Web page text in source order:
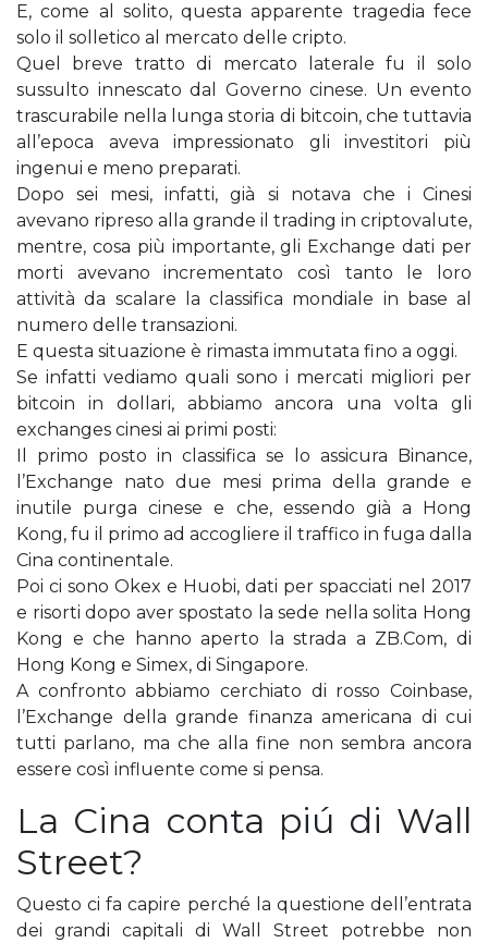
E, come al solito, questa apparente tragedia fece
solo il solletico al mercato delle cripto.
Quel breve tratto di mercato laterale fu il solo
sussulto innescato dal Governo cinese. Un evento
trascurabile nella lunga storia di bitcoin, che tuttavia
all’epoca aveva impressionato gli investitori più
ingenui e meno preparati.
Dopo sei mesi, infatti, già si notava che i Cinesi
avevano ripreso alla grande il trading in criptovalute,
mentre, cosa più importante, gli Exchange dati per
morti avevano incrementato così tanto le loro
attività da scalare la classifica mondiale in base al
numero delle transazioni.
E questa situazione è rimasta immutata fino a oggi.
Se infatti vediamo quali sono i mercati migliori per
bitcoin in dollari, abbiamo ancora una volta gli
exchanges cinesi ai primi posti:
Il primo posto in classifica se lo assicura Binance,
l’Exchange nato due mesi prima della grande e
inutile purga cinese e che, essendo già a Hong
Kong, fu il primo ad accogliere il traffico in fuga dalla
Cina continentale.
Poi ci sono Okex e Huobi, dati per spacciati nel 2017
e risorti dopo aver spostato la sede nella solita Hong
Kong e che hanno aperto la strada a ZB.Com, di
Hong Kong e Simex, di Singapore.
A confronto abbiamo cerchiato di rosso Coinbase,
l’Exchange della grande finanza americana di cui
tutti parlano, ma che alla fine non sembra ancora
essere così influente come si pensa.
La Cina conta piú di Wall
Street?
Questo ci fa capire perché la questione dell’entrata
dei grandi capitali di Wall Street potrebbe non